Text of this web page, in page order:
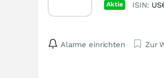
Aktie ISIN:
Alarme einrichten Zur